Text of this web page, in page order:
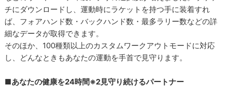
チにダウンロードし、運動時にラケットを持つ手に装着すれ
ば、フォアハンド数・バックハンド数・最多ラリー数などの詳
細なデータが取得できます。
そのほか、100種類以上のカスタムワークアウトモードに対応
し、どんなときもあなたの運動を手首で見守ります。
■あなたの健康を24時間※2見守り続けるパートナー